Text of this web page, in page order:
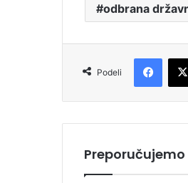
odbrana
Podeli
Preporučujemo